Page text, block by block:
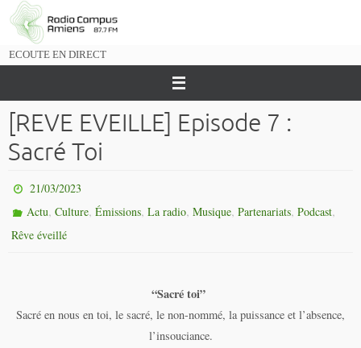
Passer
vers
ECOUTE EN DIRECT
[REVE EVEILLE] Episode 7 :
Sacré Toi
21/03/2023
Actu,Culture,Émissions,La radio,Musique,Partenariats,Podcast,
Rêve éveillé
“Sacré toi”
Sacré en nous en toi, le sacré, le non-nommé, la puissance et l’absence,
l’insouciance.